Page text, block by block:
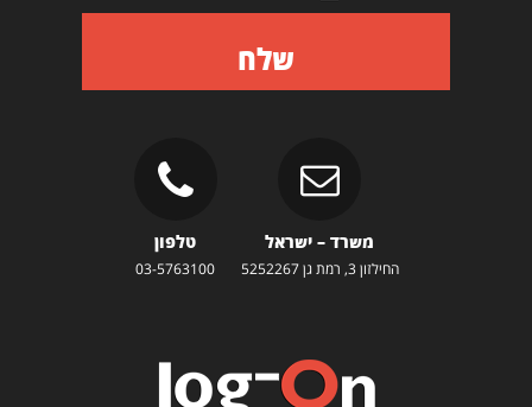
שלח
משרד – ישראל
החילזון 3, רמת גן 5252267
טלפון
03-5763100